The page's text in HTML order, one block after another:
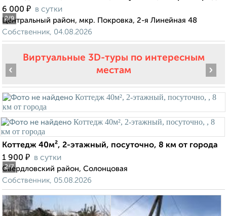
2/9
6 000 ₽ в сутки
Центральный район, мкр. Покровка, 2-я Линейная 48
Собственник, 04.08.2026
Виртуальные 3D-туры по интересным
местам
2/7
‹ ›
Коттедж 40м², 2-этажный, посуточно, 8 км от города
1 900 ₽ в сутки
Свердловский район, Солонцовая
Собственник, 05.08.2026